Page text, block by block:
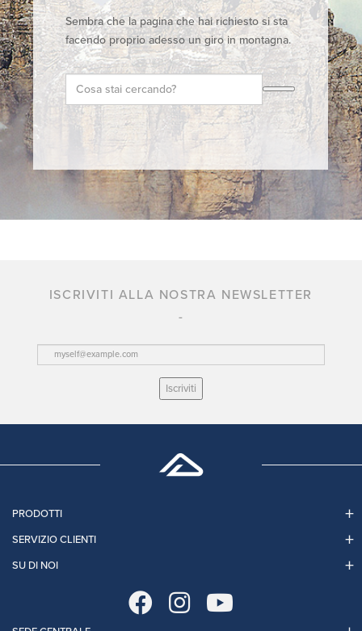
Sembra che la pagina che hai richiesto si sta
facendo proprio adesso un giro in montagna.
ISCRIVITI ALLA NOSTRA NEWSLETTER
Iscriviti
PRODOTTI
SERVIZIO CLIENTI
SU DI NOI